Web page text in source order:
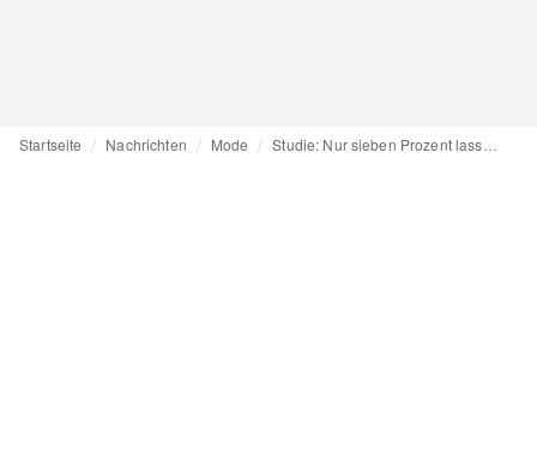
Startseite Nachrichten Mode